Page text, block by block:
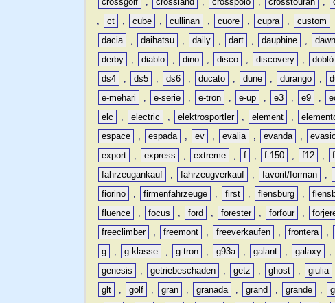
,
ct , cube , cullinan , cuore , cupra , custom
dacia
, daihatsu , daily , dart , dauphine , dawn
derby
, diablo , dino , disco , discovery , doblò
ds4
, ds5 , ds6 , ducato , dune , durango ,
e-mehari
, e-serie , e-tron , e-up , e3 , e9 ,
elc
, electric , elektrosportler , element ,
espace
, espada , ev , evalia , evanda ,
export
, express , extreme , f , f-150 , f12 ,
fahrzeugankauf
, fahrzeugverkauf , favorit/forman ,
fiorino
, firmenfahrzeuge , first , flensburg ,
fluence
, focus , ford , forester , forfour ,
freeclimber
, freemont , freeverkaufen , frontera ,
g
, g-klasse , g-tron , g93a , galant , galaxy ,
genesis
, getriebeschaden , getz , ghost , giulia
glt
, golf , gran , granada , grand , grande ,